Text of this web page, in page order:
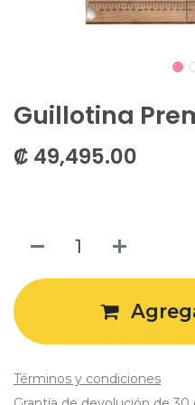
Guillotina
₡ 49,495.00
Términos y condiciones